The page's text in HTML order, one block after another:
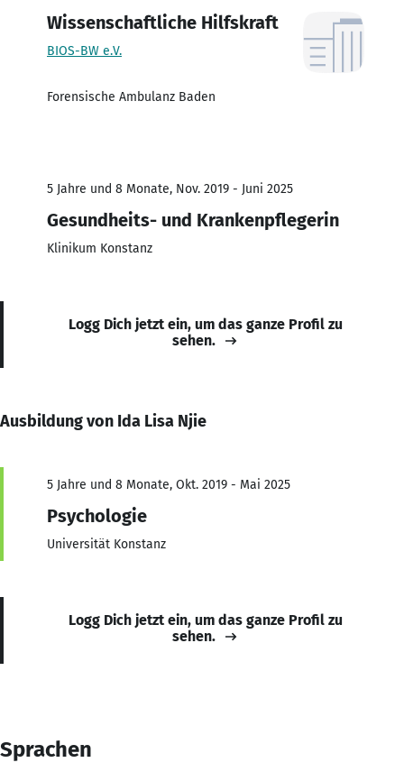
Wissenschaftliche Hilfskraft
BIOS-BW e.V.
Forensische Ambulanz Baden
5 Jahre und 8 Monate, Nov. 2019 - Juni 2025
Gesundheits- und Krankenpflegerin
Klinikum Konstanz
Logg Dich jetzt ein, um das ganze Profil zu
sehen.
Ausbildung von Ida Lisa Njie
5 Jahre und 8 Monate, Okt. 2019 - Mai 2025
Psychologie
Universität Konstanz
Logg Dich jetzt ein, um das ganze Profil zu
sehen.
Sprachen